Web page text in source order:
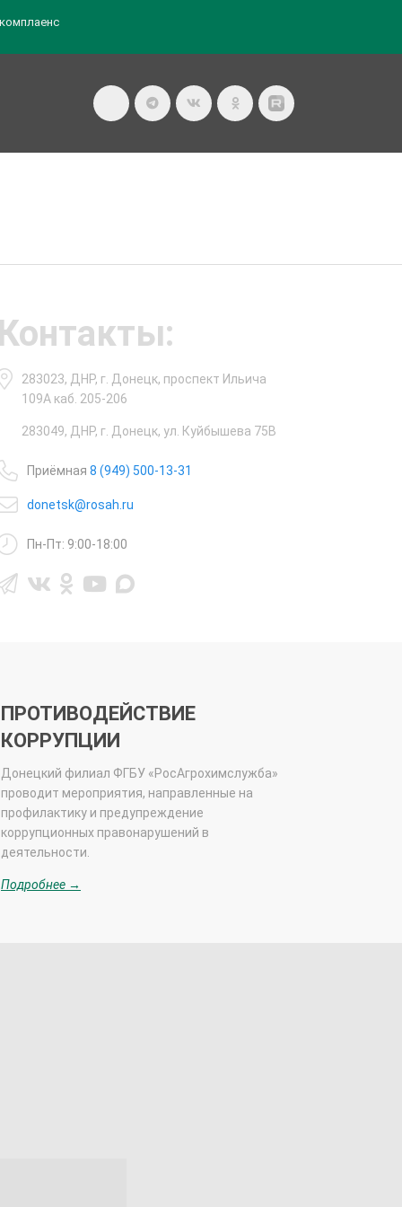
283023, ДНР, г. Донецк, проспект Ильича
109А каб. 205-206
283049, ДНР, г. Донецк, ул. Куйбышева 75В
Приёмная 8 (949) 500-13-31
donetsk@rosah.ru
Пн-Пт: 9:00-18:00
ПРОТИВОДЕЙСТВИЕ
КОРРУПЦИИ
Донецкий филиал ФГБУ «РосАгрохимслужба»
проводит мероприятия, направленные на
профилактику и предупреждение
коррупционных правонарушений в
деятельности.
Подробнее →